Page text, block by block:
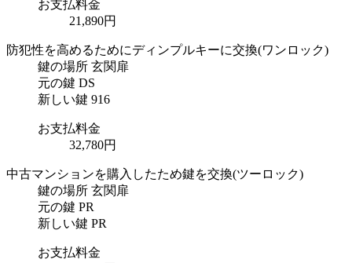
お支払料金
21,890円
防犯性を高めるためにディンプルキーに交換(ワンロック)
鍵の場所 玄関扉
元の鍵 DS
新しい鍵 916
お支払料金
32,780円
中古マンションを購入したため鍵を交換(ツーロック)
鍵の場所 玄関扉
元の鍵 PR
新しい鍵 PR
お支払料金